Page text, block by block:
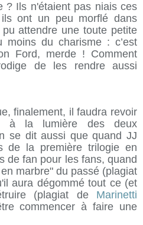
? Ils n'étaient pas niais ces
ont un peu morflé dans
attendre une toute petite
du charisme : c’est
Ford, merde ! Comment
de les rendre aussi
finalement, il faudra revoir
à la lumière des deux
se dit aussi que quand JJ
de la première trilogie en
de fan pour les fans, quand
marbre" du passé (plagiat
aura dégommé tout ce (et
(plagiat de Marinetti
commencer à faire une